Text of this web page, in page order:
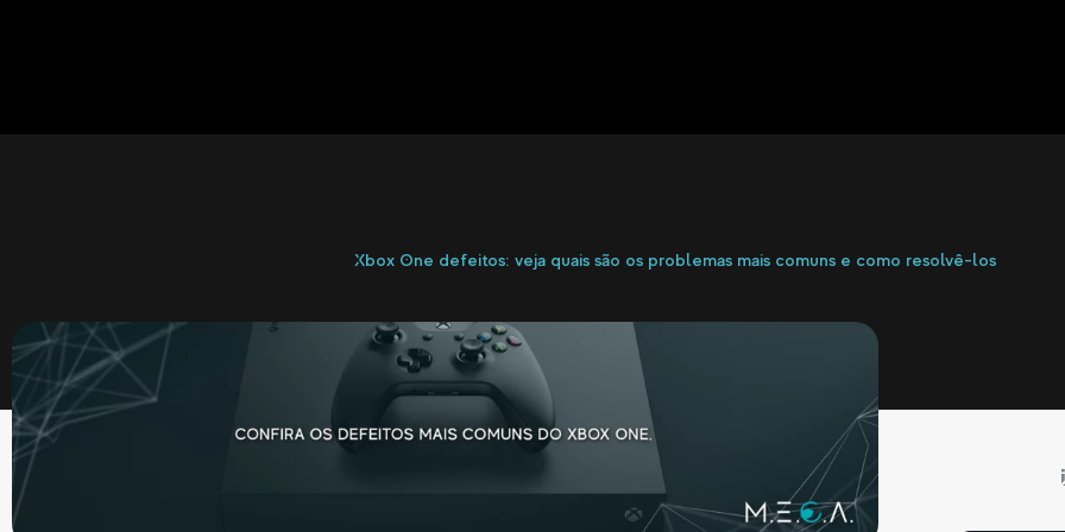
Xbox One defeitos: veja quais são os problemas mais comuns e como resolvê-los